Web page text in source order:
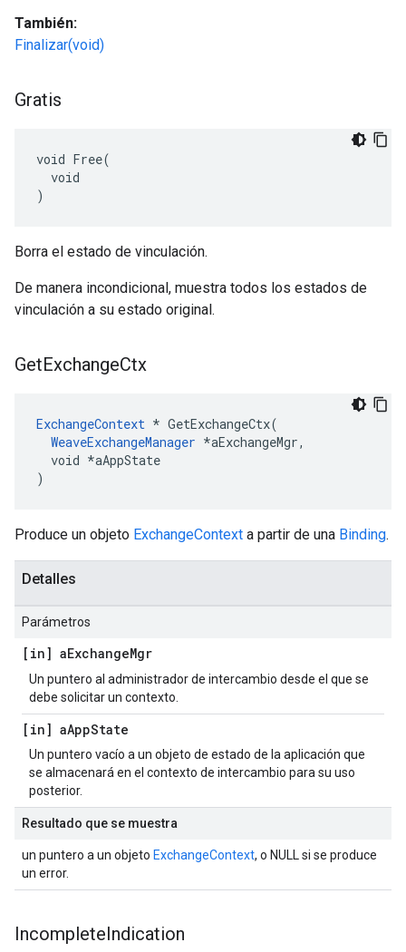
También:
Finalizar(void)
Gratis
void Free(
  void
)
Borra el estado de vinculación.
De manera incondicional, muestra todos los estados de
vinculación a su estado original.
GetExchangeCtx
ExchangeContext * GetExchangeCtx(
WeaveExchangeManager *aExchangeMgr,
  void *aAppState
)
Produce un objeto ExchangeContext a partir de una Binding.
Detalles
Parámetros
[in] aExchangeMgr
Un puntero al administrador de intercambio desde el que se
debe solicitar un contexto.
[in] aAppState
Un puntero vacío a un objeto de estado de la aplicación que
se almacenará en el contexto de intercambio para su uso
posterior.
Resultado que se muestra
un puntero a un objeto ExchangeContext, o NULL si se produce
un error.
IncompleteIndication